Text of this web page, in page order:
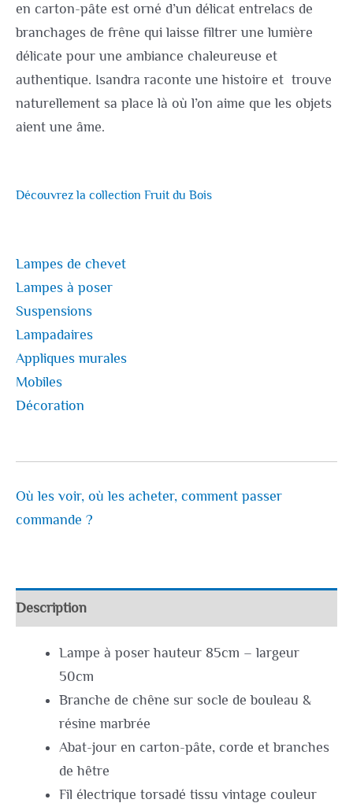
en carton-pâte est orné d’un délicat entrelacs de
branchages de frêne qui laisse filtrer une lumière
délicate pour une ambiance chaleureuse et
authentique. Isandra raconte une histoire et trouve
naturellement sa place là où l’on aime que les objets
aient une âme.
Découvrez la collection Fruit du Bois
Lampes de chevet
Lampes à poser
Suspensions
Lampadaires
Appliques murales
Mobiles
Décoration
Où les voir, où les acheter, comment passer
commande ?
Description
Lampe à poser hauteur 85cm – largeur
50cm
Branche de chêne sur socle de bouleau &
résine marbrée
Abat-jour en carton-pâte, corde et branches
de hêtre
Fil électrique torsadé tissu vintage couleur